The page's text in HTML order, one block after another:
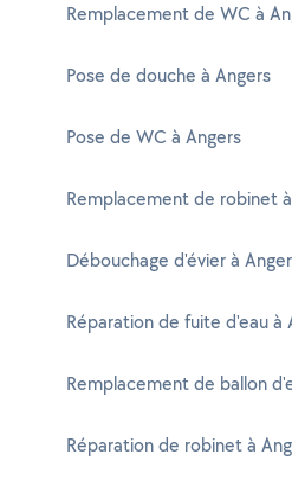
Remplacement de WC à
Pose de douche à Angers
Pose de WC à Angers
Remplacement de robinet
Débouchage d'évier à
Réparation de fuite d'eau à
Remplacement de ballon
Réparation de robinet à